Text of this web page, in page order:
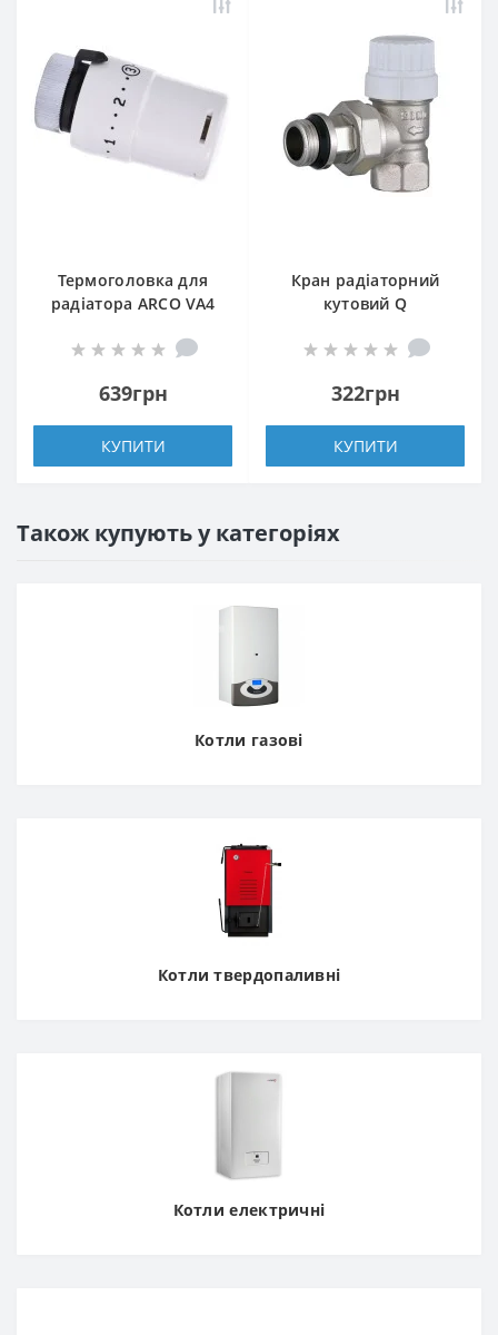
Термоголовка для
радіатора ARCO VA4
639грн
КУПИТИ
Кран радіаторний
кутовий Q
NV-QP5017 під
ущільнювачем
322грн
КУПИТИ
Також купують у категоріях
Котли газові
Котли твердопаливні
Котли електричні